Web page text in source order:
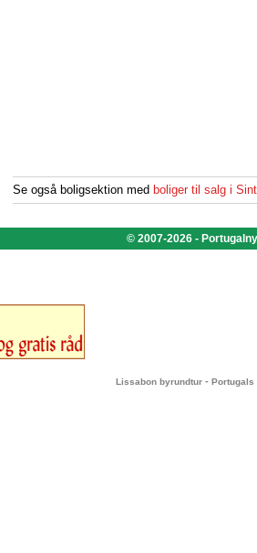
Se også boligsektion med boliger til salg i
© 2007-2026 -
Lissabon byrundtur -